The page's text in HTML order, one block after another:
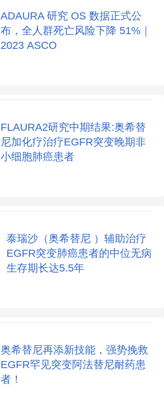
ADAURA 研究 OS 数据正式公
布，全人群死亡风险下降 51%｜
2023 ASCO
FLAURA2研究中期结果:奥希替
尼加化疗治疗EGFR突变晚期非
小细胞肺癌患者
泰瑞沙（奥希替尼 ）辅助治疗
EGFR突变肺癌患者的中位无病
生存期长达5.5年
奥希替尼再添新技能，强势挽救
EGFR罕见突变阿法替尼耐药患
者！